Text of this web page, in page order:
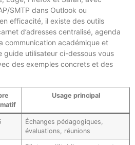
SMTP dans Outlook ou
efficacité, il existe des outils
d’adresses centralisé, agenda
communication académique et
guide utilisateur ci-dessous vous
des exemples concrets et des
Usage principal
Échanges pédagogiques,
évaluations, réunions